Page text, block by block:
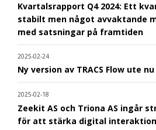
Kvartalsrapport Q4 2024: Ett
stabilt men något avvaktande
med satsningar på framtiden
2025-02-24
Ny version av TRACS Flow ute nu
2025-02-18
Zeekit AS och Triona AS ingår
för att stärka digital